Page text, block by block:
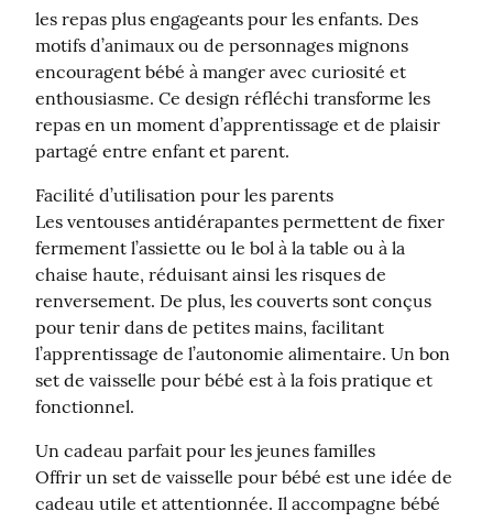
les repas plus engageants pour les enfants. Des
motifs d’animaux ou de personnages mignons
encouragent bébé à manger avec curiosité et
enthousiasme. Ce design réfléchi transforme les
repas en un moment d’apprentissage et de plaisir
partagé entre enfant et parent.
Facilité d’utilisation pour les parents
Les ventouses antidérapantes permettent de fixer
fermement l’assiette ou le bol à la table ou à la
chaise haute, réduisant ainsi les risques de
renversement. De plus, les couverts sont conçus
pour tenir dans de petites mains, facilitant
l’apprentissage de l’autonomie alimentaire. Un bon
set de vaisselle pour bébé est à la fois pratique et
fonctionnel.
Un cadeau parfait pour les jeunes familles
Offrir un set de vaisselle pour bébé est une idée de
cadeau utile et attentionnée. Il accompagne bébé